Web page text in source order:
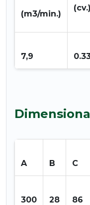
(m3/min.)
(cv.)
7,9
A B C
300 28 86